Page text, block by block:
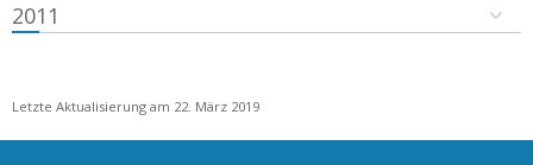
2011
Letzte Aktualisierung am 22. März 2019